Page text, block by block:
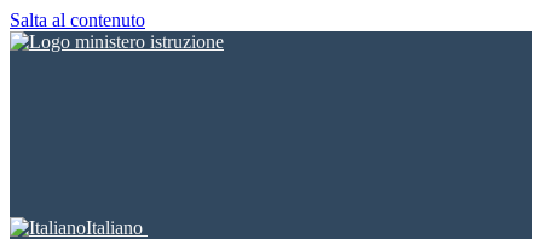
Salta al contenuto
Italiano